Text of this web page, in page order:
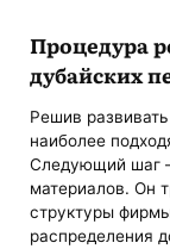
Процедура
дубайских
Решив
наиболее
Следующий шаг
материалов. Он
структуры
распределения